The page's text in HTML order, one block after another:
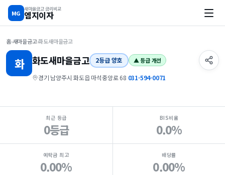
MG
새마을금고 금리비교
엠지이자
홈›새마을금고›화도새마을금고
화 화도새마을금고 2등급 양호 ▲ 등급 개선
경기 남양주시 화도읍 마석중앙로 68·031-594-0071
지점 핵심 지표 요약
최근 등급
0등급
BIS비율
0.0%
예탁금 최고
0.00%
배당률
0.00%